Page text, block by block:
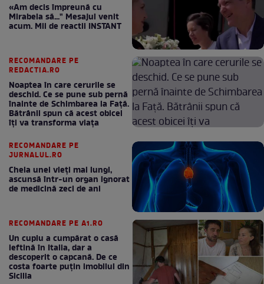
«Am decis împreună cu
Mirabela să..." Mesajul venit
acum. Mii de reactii INSTANT
RECOMANDARE PE
REDACTIA.RO
Noaptea în care cerurile se
deschid. Ce se pune sub pernă
înainte de Schimbarea la Față.
Bătrânii spun că acest obicei
îți va transforma viața
RECOMANDARE PE
JURNALUL.RO
Cheia unei vieți mai lungi,
ascunsă într-un organ ignorat
de medicină zeci de ani
RECOMANDARE PE A1.RO
Un cuplu a cumpărat o casă
ieftină în Italia, dar a
descoperit o capcană. De ce
costa foarte puțin imobilul din
Sicilia